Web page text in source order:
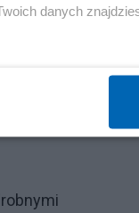
potrwać - jedyne
jądrowy, do
ludzkość ulegnie
Jak się uda, to
danych